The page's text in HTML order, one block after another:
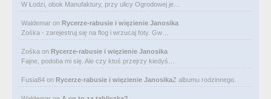
W Łodzi, obok Manufaktury, przy ulicy Ogrodowej je…
Waldemar on Rycerze-rabusie i więzienie Janosika
Zośka - zarejestruj się na flog i wrzucaj foty. Gw…
Zośka on Rycerze-rabusie i więzienie Janosika
Fajne, podoba mi się. Ale czy ktoś przejrzy kiedyś…
Fusia84 on Rycerze-rabusie i więzienie JanosikaZ albumu rodzinnego.